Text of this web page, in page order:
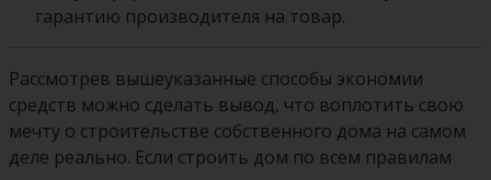
гарантию производителя на товар.
Рассмотрев вышеуказанные способы экономии
средств можно сделать вывод, что воплотить свою
мечту о строительстве собственного дома на самом
деле реально. Если строить дом по всем правилам